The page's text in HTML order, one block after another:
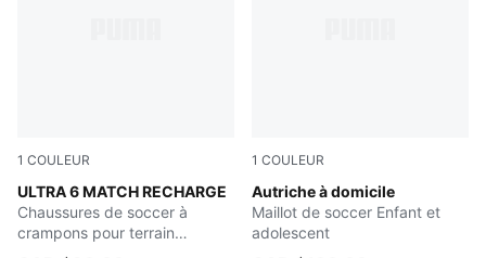
1 COULEUR
ULTRA 6 MATCH RECHARGE
Hero Blue-Sunset Pink-Garnet Rose
Chaussures de soccer à
crampons pour terrain
dur/terrain artificiel Enfant et
1 COULEUR
Autriche à domicile
PUMA Red-PUMA Black
Maillot de soccer Enfant et
adolescent